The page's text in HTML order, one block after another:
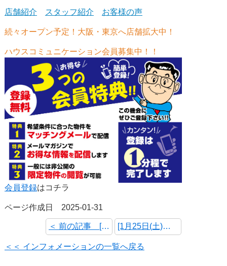
店舗紹介 スタッフ紹介 お客様の声
続々オープン予定！大阪・東京へ店舗拡大中！
ハウスコミュニケーション会員募集中！！
会員登録はコチラ
ページ作成日 2025-01-31
＜ 前の記事 [2月1日(土)～2月2日(日) オープンハウス・予約制内覧会 開催情報] [1月25日(土)～1月26日(日) オープンハウス・予約制内覧会 開催情報] 次の記事 ＞
＜＜ インフォメーションの一覧へ戻る